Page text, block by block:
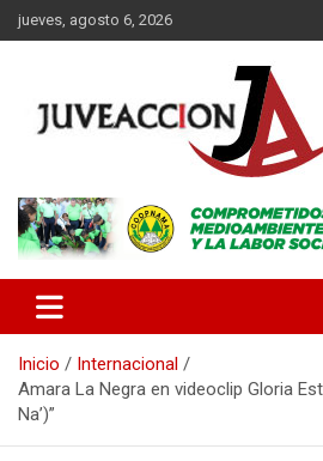
Saltar
al
jueves, agosto 6, 2026
JuveAcción
la finalidad de difundir información
integral de nuestros lectores.
Inicio
Internacional
Amara La Negra en videoclip Gloria
Na’)”